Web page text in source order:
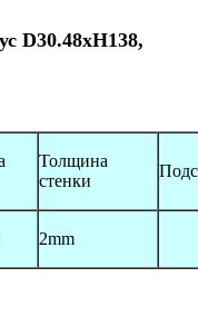
D30.48xH138,
Толщина
стенки
2mm